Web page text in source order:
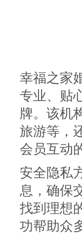
幸福之家
专业、贴
牌。该机
旅游等，
会员互动
安全隐私
息，确保
找到理想
功帮助众